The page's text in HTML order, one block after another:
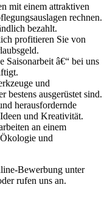
mit einem attraktiven
rechnen.
bezahlt.
profitieren Sie von
Saisonarbeit â€“ bei uns
und
bestens ausgerüstet sind.
herausfordernde
und Kreativität.
an einem
und
Bewerbung unter
rufen uns an.